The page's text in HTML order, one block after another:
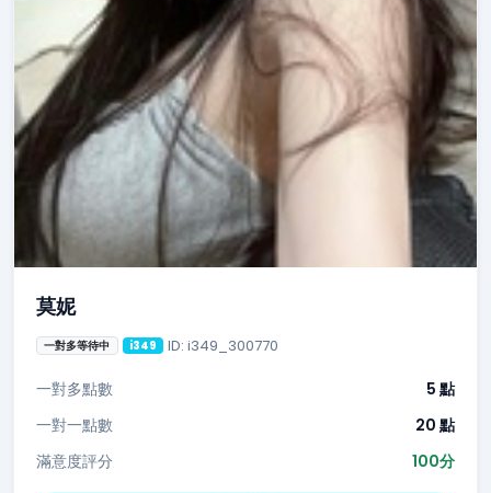
莫妮
一對多等待中 i349 ID: i349_300770
一對多點數
5 點
一對一點數
20 點
滿意度評分
100分